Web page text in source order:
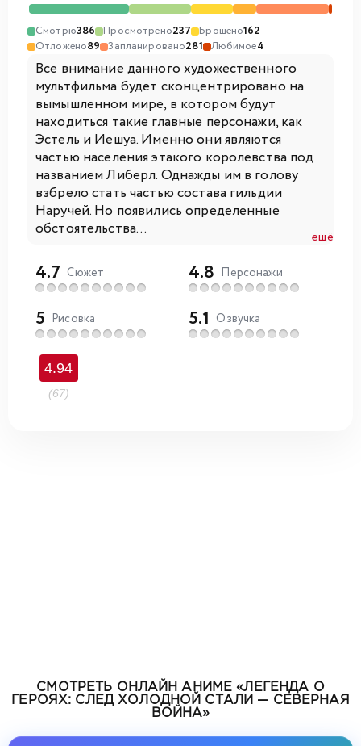
Смотрю386 Просмотрено237 Брошено162
Отложено89 Запланировано281 Любимое4
Все внимание данного художественного
мультфильма будет сконцентрировано на
вымышленном мире, в котором будут
находиться такие главные персонажи, как
Эстель и Иешуа. Именно они являются
частью населения этакого королевства под
названием Либерл. Однажды им в голову
взбрело стать частью состава гильдии
Наручей. Но появились определенные
обстоятельства...
ещё
4.7 Сюжет 4.8 Персонажи
5 Рисовка 5.1 Озвучка
4.94
(67)
СМОТРЕТЬ ОНЛАЙН АНИМЕ «ЛЕГЕНДА О
ГЕРОЯХ: СЛЕД ХОЛОДНОЙ СТАЛИ — СЕВЕРНАЯ
ВОЙНА»